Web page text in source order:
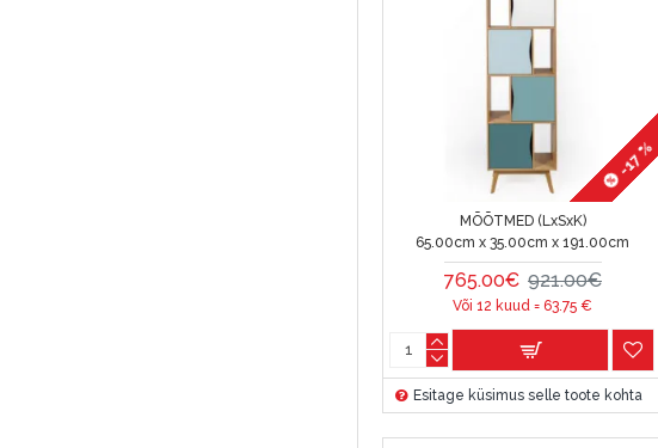
-17 %
MÕÕTMED (LxSxK)
65.00cm x 35.00cm x 191.00cm
765.00€ 921.00€
Või 12 kuud = 63.75 €
Esitage küsimus selle toote kohta